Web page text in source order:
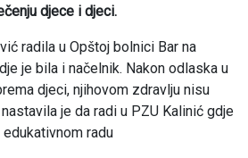
djece i djeci.
radila u Opštoj bolnici Bar na
je bila i načelnik. Nakon odlaska u
djeci, njihovom zdravlju nisu
je da radi u PZU Kalinić gdje
radu